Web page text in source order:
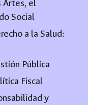
Artes, el
Social
a la Salud:
Pública
Fiscal
y